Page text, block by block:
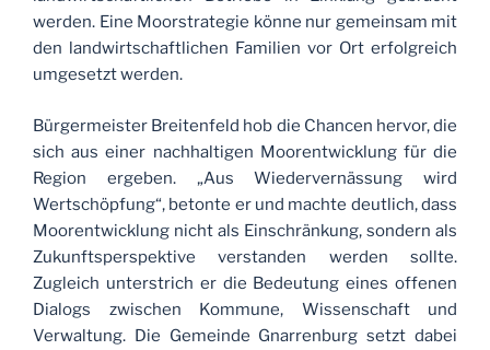
werden. Eine Moorstrategie könne nur gemeinsam mit
den landwirtschaftlichen Familien vor Ort erfolgreich
umgesetzt werden.
Bürgermeister Breitenfeld hob die Chancen hervor, die
sich aus einer nachhaltigen Moorentwicklung für die
Region ergeben. „Aus Wiedervernässung wird
Wertschöpfung“, betonte er und machte deutlich, dass
Moorentwicklung nicht als Einschränkung, sondern als
Zukunftsperspektive verstanden werden sollte.
Zugleich unterstrich er die Bedeutung eines offenen
Dialogs zwischen Kommune, Wissenschaft und
Verwaltung. Die Gemeinde Gnarrenburg setzt dabei